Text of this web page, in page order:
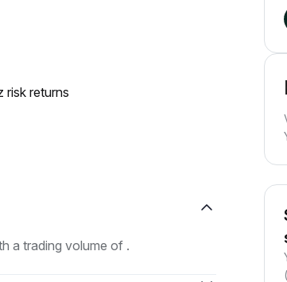
risk returns
a trading volume of .